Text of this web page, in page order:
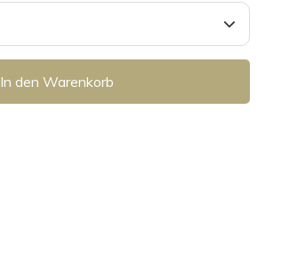
In den Warenkorb